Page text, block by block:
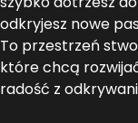
odkryjesz nowe
To przestrzeń
które chcą
radość z